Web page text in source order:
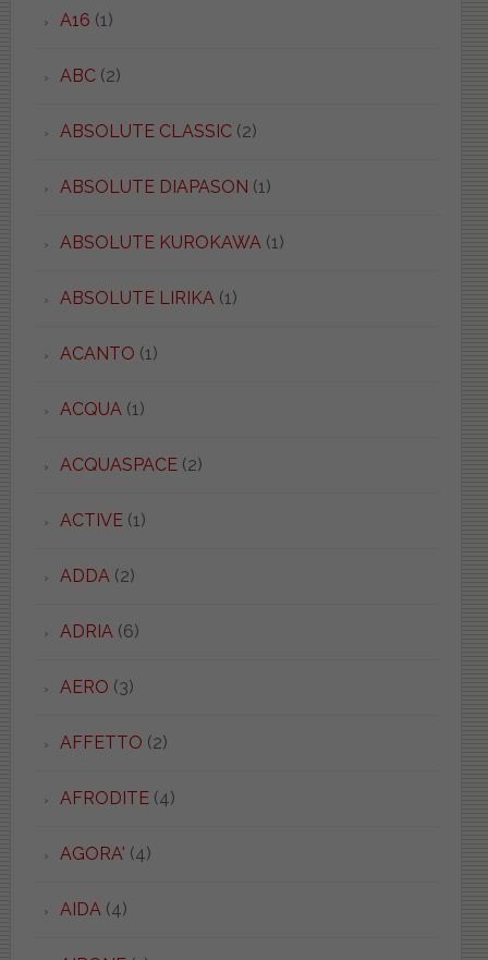
A16 (1)
ABC(2)
ABSOLUTE CLASSIC(2)
ABSOLUTE DIAPASON (1)
ABSOLUTE KUROKAWA (1)
ABSOLUTE LIRIKA (1)
ACANTO (1)
ACQUA (1)
ACQUASPACE(2)
ACTIVE(1)
ADDA (2)
ADRIA (6)
AERO (3)
AFFETTO (2)
AFRODITE(4)
AGORA' (4)
AIDA (4)